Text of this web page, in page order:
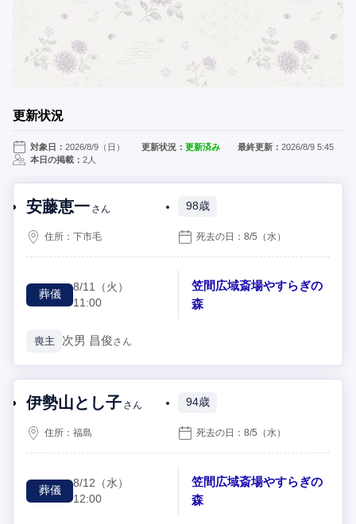
更新状況
対象日： 2026/8/9（日） 更新状況：更新済み 最終更新： 2026/8/9 5:45
本日の掲載： 2人
安藤恵一 さん 98歳
住所：下市毛 死去の日：8/5 （水）
葬儀
8/11 （火）
11:00
笠間広域斎場やすらぎの
森
喪主 次男 昌俊さん
伊勢山とし子 さん 94歳
住所：福島 死去の日：8/5 （水）
葬儀
8/12 （水）
12:00
笠間広域斎場やすらぎの
森